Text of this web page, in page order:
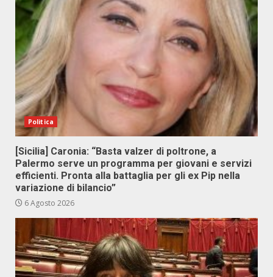
Politica
[Sicilia] Caronia: “Basta valzer di poltrone, a
Palermo serve un programma per giovani e servizi
efficienti. Pronta alla battaglia per gli ex Pip nella
variazione di bilancio”
6 Agosto 2026